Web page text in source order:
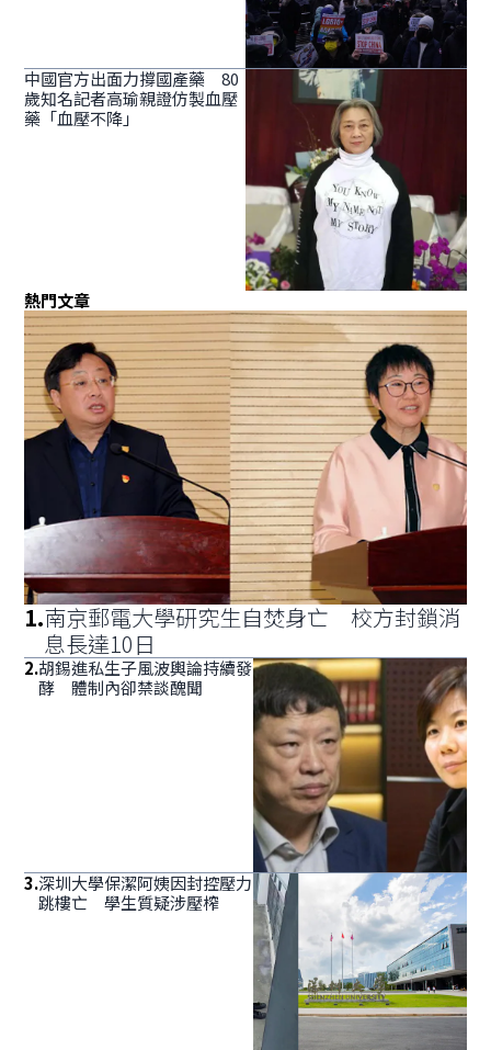
中國官方出面力撐國產藥 80
歲知名記者高瑜親證仿製血壓
藥「血壓不降」
熱門文章
1.南京郵電大學研究生自焚身亡 校方封鎖消
息長達10日
2.胡錫進私生子風波輿論持續發
酵 體制內卻禁談醜聞
3.深圳大學保潔阿姨因封控壓力
跳樓亡 學生質疑涉壓榨